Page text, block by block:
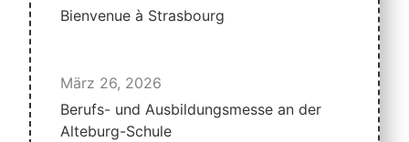
Bienvenue à Strasbourg
März 26, 2026
Berufs- und Ausbildungsmesse an der
Alteburg-Schule